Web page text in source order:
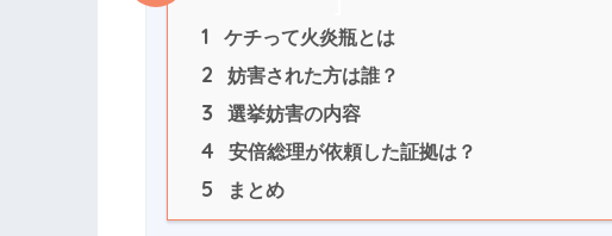
1 ケチって火炎瓶とは
2 妨害された方は誰？
3 選挙妨害の内容
4 安倍総理が依頼した証拠は？
5 まとめ